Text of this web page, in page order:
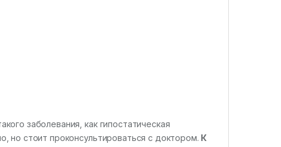
заболевания, как гипостатическая
но стоит проконсультироваться с доктором. К